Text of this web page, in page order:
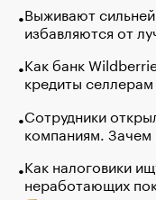
Выживают
избавляются от
Как банк
кредиты
Сотрудники
компаниям. Зачем
Как налоговики
неработающих